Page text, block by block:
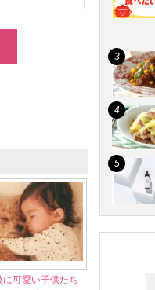
に可愛い子供たち